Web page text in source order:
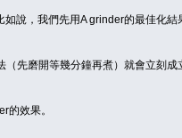
說，我們先用A grinder的最佳化結
先磨開等幾分鐘再煮）就會立刻成
的效果。